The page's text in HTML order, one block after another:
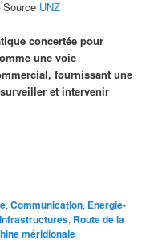
Source UNZ
concertée pour
une voie
fournissant une
et intervenir
,Communication, Energie-
Infrastructures, Route de la
méridionale